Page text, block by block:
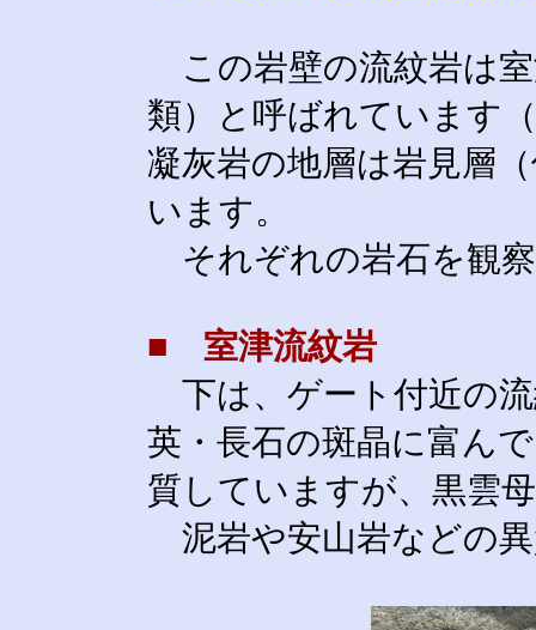
この岩壁の流紋岩は
類）と呼ばれています
凝灰岩の地層は岩見層
います。
それぞれの岩石を観
■ 室津流紋岩
下は、ゲート付近の
英・長石の斑晶に富ん
質していますが、黒雲
泥岩や安山岩などの